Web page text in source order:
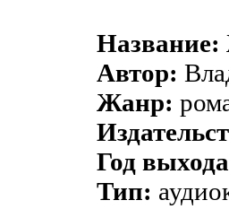
Название:
Автор:
Жанр:
Год
Тип: